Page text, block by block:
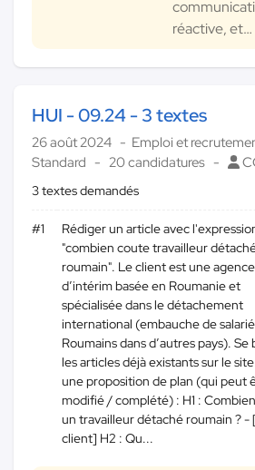
réactive, et…
HUI - 09.24 - 3 textes
26 août 2024 Emploi et
Standard
20 candidatures
3 textes demandés
#1
Rédiger un article avec
"combien coute travailleur
roumain". Le client est une agence
d’intérim basée en Roumanie et
spécialisée dans le détachement
international (embauche de
Roumains dans d’autres pays). Se
les articles déjà existants sur le
une proposition de plan (qui peut
modifié / complété) : H1 :
un travailleur détaché roumain ? -
client] H2 : Qu...